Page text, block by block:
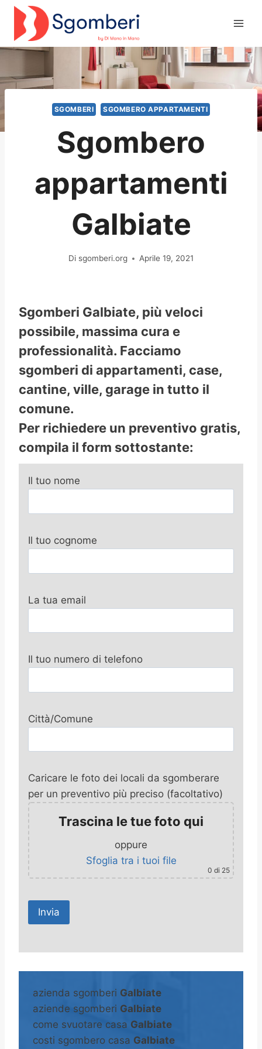
Salta
contenuto
SGOMBERI SGOMBERO APPARTAMENTI
Sgombero
appartamenti
Galbiate
Di sgomberi.org Aprile 19, 2021
Sgomberi Galbiate, più veloci
possibile, massima cura e
professionalità. Facciamo
sgomberi di appartamenti, case,
cantine, ville, garage in tutto il
comune.
Per richiedere un preventivo gratis,
compila il form sottostante:
Il tuo nome
Il tuo cognome
La tua email
Il tuo numero di telefono
Città/Comune
Caricare le foto dei locali da sgomberare
per un preventivo più preciso (facoltativo)
Trascina le tue foto qui
oppure
Sfoglia tra i tuoi file
0 di 25
A
e
n
a
azienda sgomberi Galbiate
aziende sgomberi Galbiate
come svuotare casa Galbiate
costi sgombero casa Galbiate